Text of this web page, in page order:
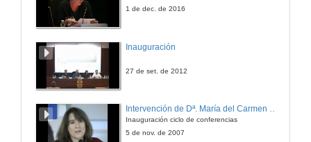
1 de dec. de 2016
Inauguración
27 de set. de 2012
Intervención de Dª. María del Carmen Cabeza
Inauguración ciclo de conferencias
5 de nov. de 2007